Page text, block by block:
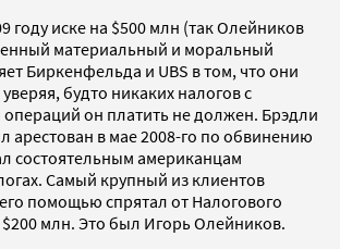
году иске на $500 млн (так Олейников
материальный и моральный
Биркенфельда и UBS в том, что они
будто никаких налогов с
он платить не должен. Брэдли
арестован в мае 2008-го по обвинению
состоятельным американцам
Самый крупный из клиентов
помощью спрятал от Налогового
млн. Это был Игорь Олейников.